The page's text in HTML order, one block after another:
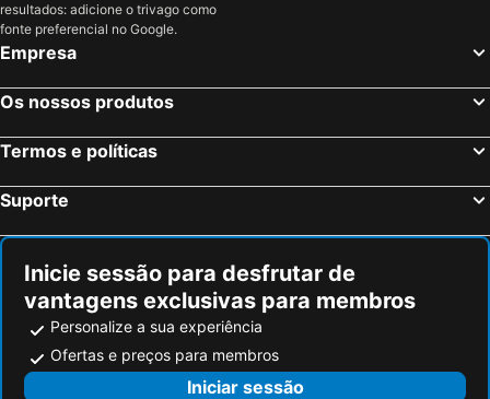
resultados: adicione o trivago como
fonte preferencial no Google.
Empresa
Os nossos produtos
Termos e políticas
Suporte
Inicie sessão para desfrutar de
vantagens exclusivas para membros
Personalize a sua experiência
Ofertas e preços para membros
Iniciar sessão